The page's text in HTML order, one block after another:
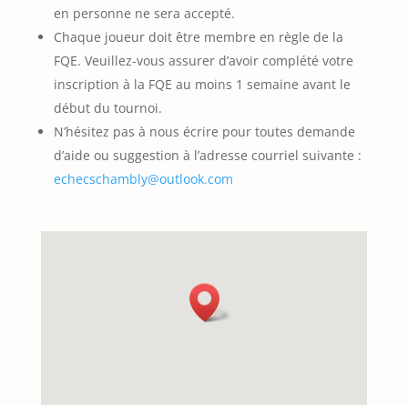
en personne ne sera accepté.
Chaque joueur doit être membre en règle de la
FQE. Veuillez-vous assurer d’avoir complété votre
inscription à la FQE au moins 1 semaine avant le
début du tournoi.
N’hésitez pas à nous écrire pour toutes demande
d’aide ou suggestion à l’adresse courriel suivante :
echecschambly@outlook.com